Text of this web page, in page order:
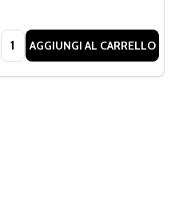
Quantità:AGGIUNGI AL CARRELLO